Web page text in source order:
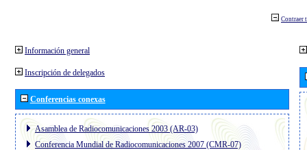
Contraer
Información general
Inscripción de delegados
Conferencias conexas
Asamblea de Radiocomunicaciones 2003 (AR-03)
Conferencia Mundial de Radiocomunicaciones 2007 (CMR-07)